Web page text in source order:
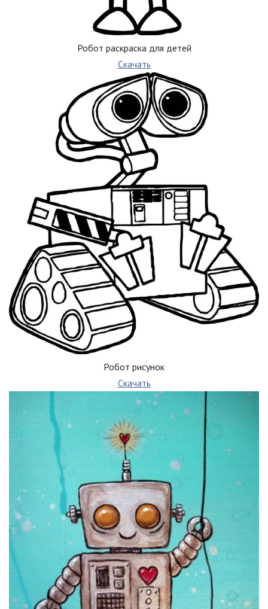
Робот раскраска для детей
Скачать
Робот рисунок
Скачать